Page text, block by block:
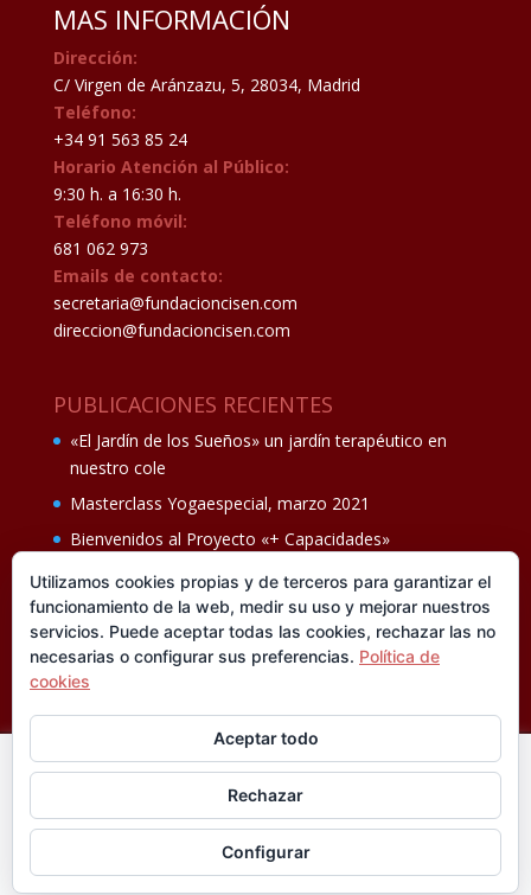
MAS INFORMACIÓN
Dirección:
C/ Virgen de Aránzazu, 5, 28034, Madrid
Teléfono:
+34 91 563 85 24
Horario Atención al Público:
9:30 h. a 16:30 h.
Teléfono móvil:
681 062 973
Emails de contacto:
secretaria@fundacioncisen.com
direccion@fundacioncisen.com
PUBLICACIONES RECIENTES
«El Jardín de los Sueños» un jardín terapéutico en
nuestro cole
Masterclass Yogaespecial, marzo 2021
Bienvenidos al Proyecto «+ Capacidades»
Fiesta de fin de curso Los oficios 14 de junio
Ganadores del II Programa educativo Cuídate +
®FUNDACIÓN CISEN. ® Todos los derechos
Política de privacidad I
Diseñado porJaula de Grillos.
En esta web utilizamos cookies analíticas, propias y de
terceros, que nos informan sobre sus hábitos de navegación
para mejorar la calidad de nuestros servicios y su experiencia
de navegación. Si está de acuerdo pulse
Aceptar Leer más
Utilizamos cookies propias y de terceros para garantizar el
funcionamiento de la web, medir su uso y mejorar nuestros
servicios. Puede aceptar todas las cookies, rechazar las no
necesarias o configurar sus preferencias. Política de
cookies
Aceptar todo
Rechazar
Configurar